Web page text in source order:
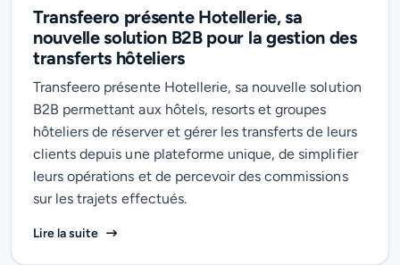
Transfeero présente Hotellerie, sa
nouvelle solution B2B pour la gestion des
transferts hôteliers
Transfeero présente Hotellerie, sa nouvelle solution
B2B permettant aux hôtels, resorts et groupes
hôteliers de réserver et gérer les transferts de leurs
clients depuis une plateforme unique, de simplifier
leurs opérations et de percevoir des commissions
sur les trajets effectués.
Lire la suite Transfeero présente Hotellerie, sa nouvelle